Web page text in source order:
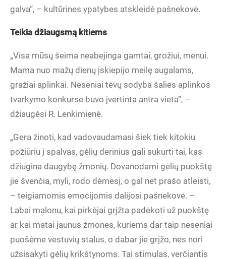
galva“, – kultūrines ypatybes atskleidė pašnekovė.
Teikia džiaugsmą kitiems
„Visa mūsų šeima neabejinga gamtai, grožiui, menui.
Mama nuo mažų dienų įskiepijo meilę augalams,
gražiai aplinkai. Neseniai tėvų sodyba šalies aplinkos
tvarkymo konkurse buvo įvertinta antra vieta“, –
džiaugėsi R. Lenkimienė.
„Gera žinoti, kad vadovaudamasi šiek tiek kitokiu
požiūriu į spalvas, gėlių derinius gali sukurti tai, kas
džiugina daugybę žmonių. Dovanodami gėlių puokštę
jie švenčia, myli, rodo dėmesį, o gal net prašo atleisti,
– teigiamomis emocijomis dalijosi pašnekovė. –
Labai malonu, kai pirkėjai grįžta padėkoti už puokštę
ar kai matai jaunus žmones, kuriems dar taip neseniai
puošėme vestuvių stalus, o dabar jie grįžo, nes nori
užsisakyti gėlių krikštynoms. Tai stimulas, verčiantis